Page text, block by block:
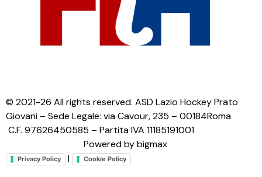
© 2021-26 All rights reserved. ASD Lazio Hockey Prato
Giovani – Sede Legale: via Cavour, 235 – 00184Roma
C.F. 97626450585 – Partita IVA 11185191001
Powered by bigmax
Privacy Policy | Cookie Policy